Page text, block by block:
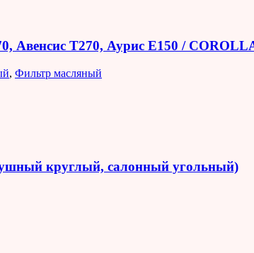
Авенсис T270, Аурис E150 /
, Фильтр масляный
круглый, салонный угольный)